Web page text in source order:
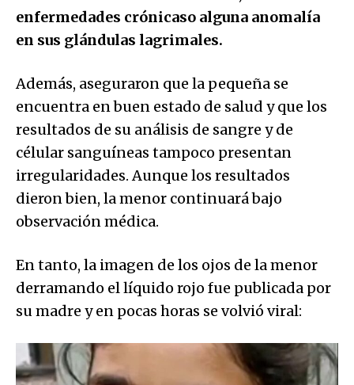
enfermedades crónicaso alguna anomalía
en sus glándulas lagrimales.
Además, aseguraron que la pequeña se
encuentra en buen estado de salud y que los
resultados de su análisis de sangre y de
célular sanguíneas tampoco presentan
irregularidades. Aunque los resultados
dieron bien, la menor continuará bajo
observación médica.
En tanto, la imagen de los ojos de la menor
derramando el líquido rojo fue publicada por
su madre y en pocas horas se volvió viral: